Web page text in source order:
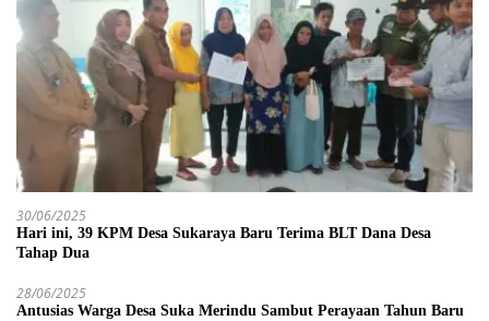
30/06/2025
Hari ini, 39 KPM Desa Sukaraya Baru Terima BLT Dana Desa
Tahap Dua
28/06/2025
Antusias Warga Desa Suka Merindu Sambut Perayaan Tahun Baru